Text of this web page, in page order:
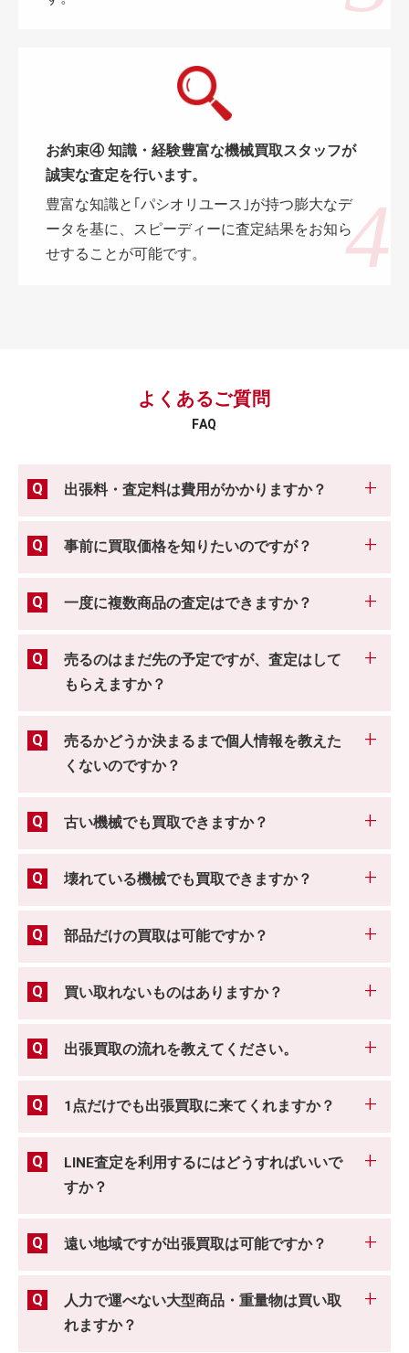
お約束④ 知識・経験豊富な機械買取スタッフが
誠実な査定を行います。
豊富な知識と｢パシオリユース｣が持つ膨大なデ
ータを基に、スピーディーに査定結果をお知ら
せすることが可能です。
よくあるご質問
FAQ
出張料・査定料は費用がかかりますか？
事前に買取価格を知りたいのですが？
一度に複数商品の査定はできますか？
売るのはまだ先の予定ですが、査定はして
もらえますか？
売るかどうか決まるまで個人情報を教えた
くないのですか？
古い機械でも買取できますか？
壊れている機械でも買取できますか？
部品だけの買取は可能ですか？
買い取れないものはありますか？
出張買取の流れを教えてください。
1点だけでも出張買取に来てくれますか？
LINE査定を利用するにはどうすればいいで
すか？
遠い地域ですが出張買取は可能ですか？
人力で運べない大型商品・重量物は買い取
れますか？